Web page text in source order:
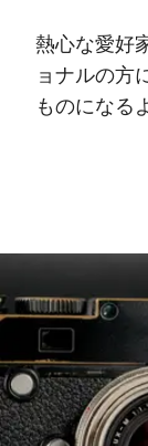
熱心な愛好
ョナルの方
ものになる